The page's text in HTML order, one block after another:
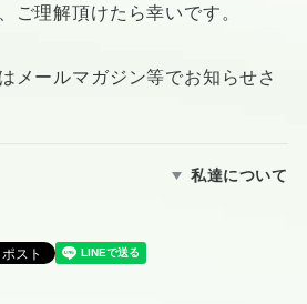
ご理解頂けたら幸いです。
メールマガジン等でお知らせさ
私達について